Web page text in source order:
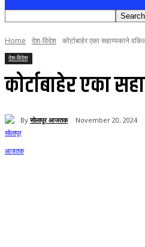
Home देश-विदेश कोर्टाबाहेर एका सहाय्यकाने
देश-विदेश
कोर्टाबाहेर एका
By सोलापूर आजतक November 20, 2024